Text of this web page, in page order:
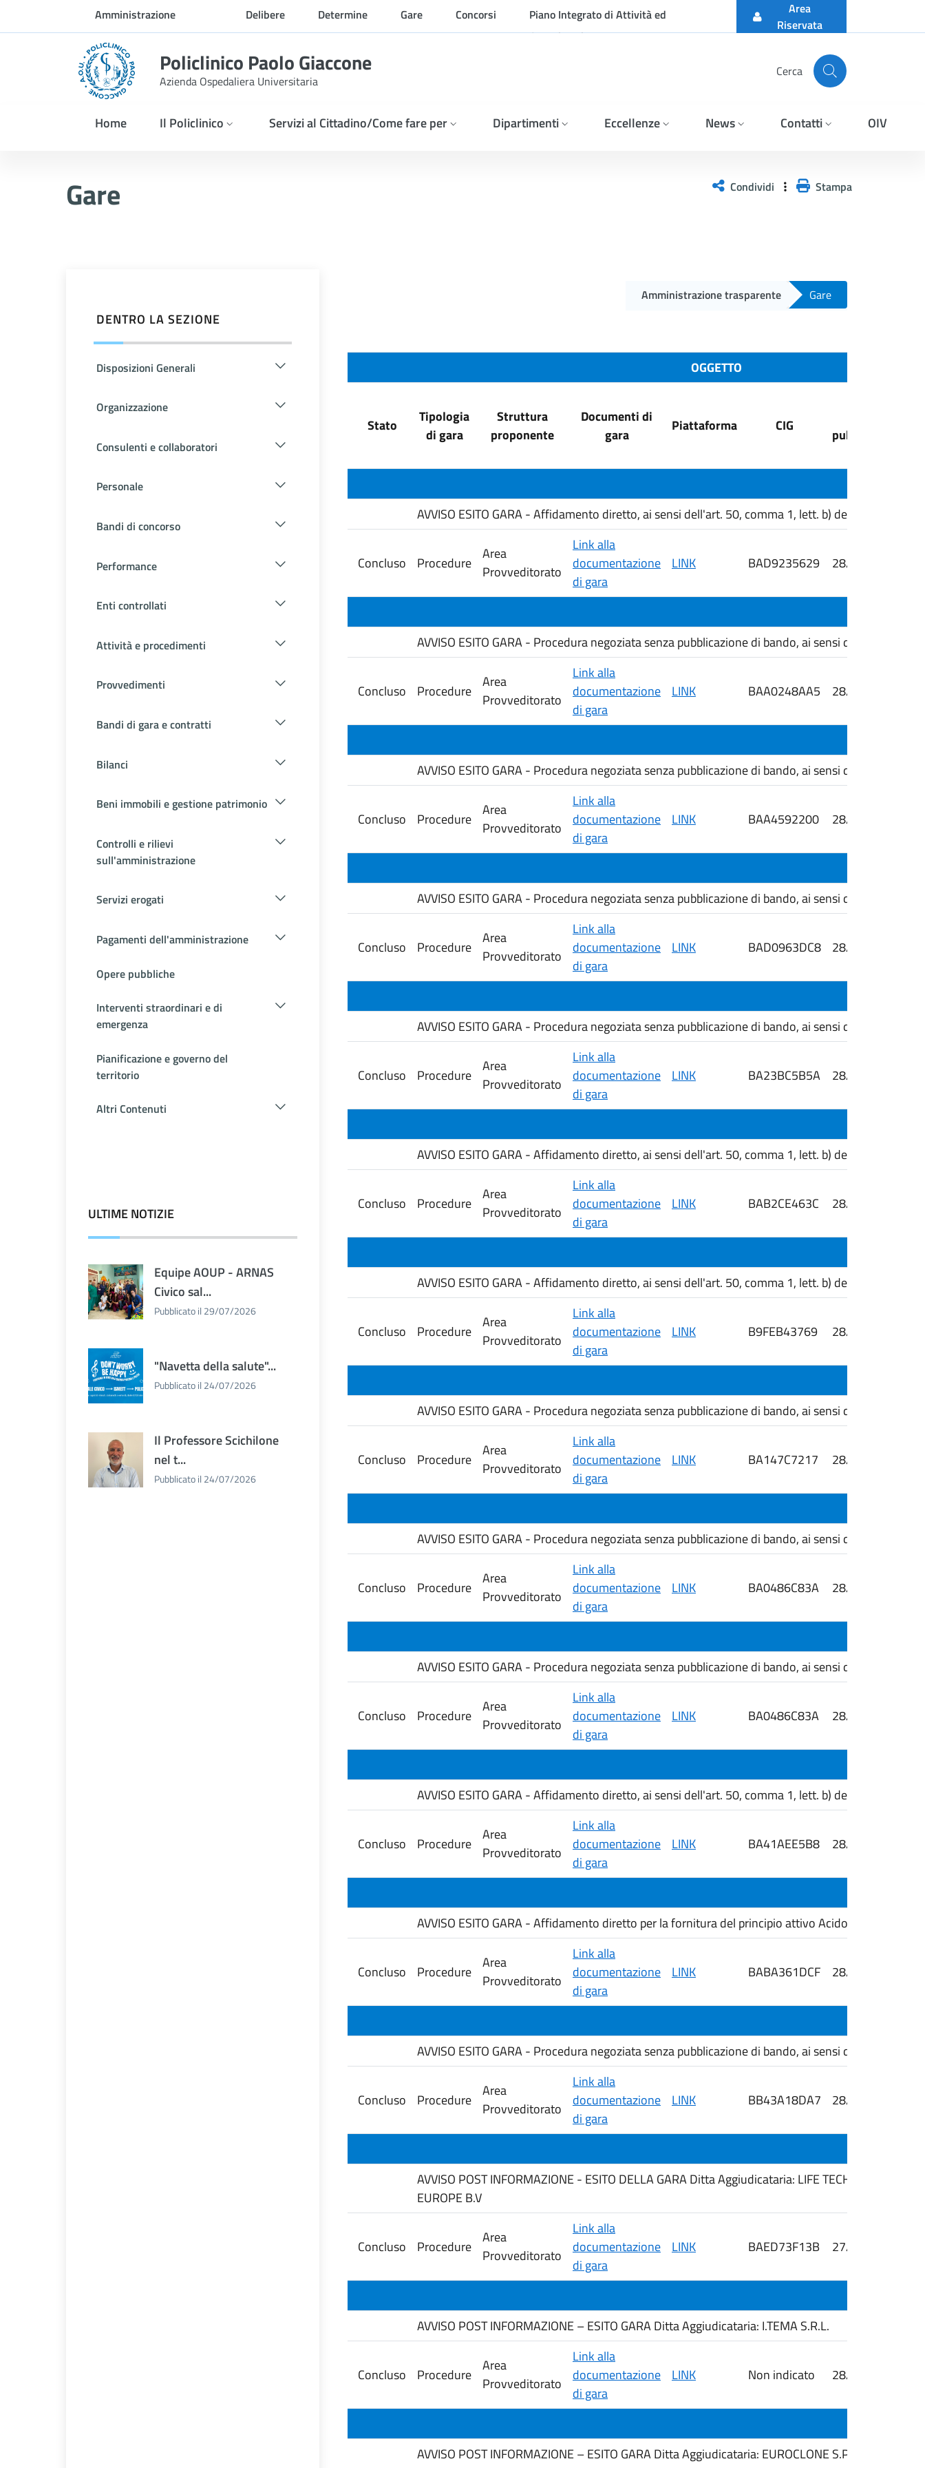
Skip to Main ContentAmministrazione
trasparente
Delibere Determine Gare Concorsi
Piano Integrato di Attività ed
Organizzazione
Area
Riservata
Policlinico Paolo Giaccone
Azienda Ospedaliera Universitaria
Cerca
Home Il Policlinico Servizi al Cittadino/Come fare per Dipartimenti Eccellenze News Contatti OIV
Gare Condividi Stampa
DENTRO LA SEZIONE
Disposizioni Generali
Organizzazione
Consulenti e collaboratori
Personale
Bandi di concorso
Performance
Enti controllati
Attività e procedimenti
Provvedimenti
Bandi di gara e contratti
Bilanci
Beni immobili e gestione patrimonio
Controlli e rilievi
sull'amministrazione
Servizi erogati
Pagamenti dell'amministrazione
Opere pubbliche
Interventi straordinari e di
emergenza
Pianificazione e governo del
territorio
Altri Contenuti
ULTIME NOTIZIE
Equipe AOUP - ARNAS
Civico sal...
Pubblicato il 29/07/2026
"Navetta della salute"...
Pubblicato il 24/07/2026
Il Professore Scichilone
nel t...
Pubblicato il 24/07/2026
Amministrazione trasparente Gare
OGGETTO
Stato
Tipologia
di gara
Struttura
proponente
Documenti di
gara
Piattaforma CIG
pubblicazione
AVVISO ESITO GARA - Affidamento diretto, ai sensi dell'art. 50, comma 1, lett. b) del D. Lgs. 36/
Concluso Procedure
Area
Provveditorato
Link alla
documentazione
di gara
LINK BAD9235629 28/05/2026
AVVISO ESITO GARA - Procedura negoziata senza pubblicazione di bando, ai sensi dell'art. 76,
Concluso Procedure
Area
Provveditorato
Link alla
documentazione
di gara
LINK BAA0248AA5 28/05/2026
AVVISO ESITO GARA - Procedura negoziata senza pubblicazione di bando, ai sensi dell'art. 76,
Concluso Procedure
Area
Provveditorato
Link alla
documentazione
di gara
LINK BAA4592200 28/05/2026
AVVISO ESITO GARA - Procedura negoziata senza pubblicazione di bando, ai sensi dell'art. 76,
Concluso Procedure
Area
Provveditorato
Link alla
documentazione
di gara
LINK BAD0963DC8 28/05/2026
AVVISO ESITO GARA - Procedura negoziata senza pubblicazione di bando, ai sensi dell'art. 76,
Concluso Procedure
Area
Provveditorato
Link alla
documentazione
di gara
LINK BA23BC5B5A 28/05/2026
AVVISO ESITO GARA - Affidamento diretto, ai sensi dell'art. 50, comma 1, lett. b) del D. Lgs. 36/
Concluso Procedure
Area
Provveditorato
Link alla
documentazione
di gara
LINK BAB2CE463C 28/05/2026
AVVISO ESITO GARA - Affidamento diretto, ai sensi dell'art. 50, comma 1, lett. b) del D. Lgs. 36/
Concluso Procedure
Area
Provveditorato
Link alla
documentazione
di gara
LINK B9FEB43769 28/05/2026
AVVISO ESITO GARA - Procedura negoziata senza pubblicazione di bando, ai sensi dell'art. 50,
Concluso Procedure
Area
Provveditorato
Link alla
documentazione
di gara
LINK BA147C7217 28/05/2026
AVVISO ESITO GARA - Procedura negoziata senza pubblicazione di bando, ai sensi dell'art. 76,
Concluso Procedure
Area
Provveditorato
Link alla
documentazione
di gara
LINK BA0486C83A 28/05/2026
AVVISO ESITO GARA - Procedura negoziata senza pubblicazione di bando, ai sensi dell'art. 76,
Concluso Procedure
Area
Provveditorato
Link alla
documentazione
di gara
LINK BA0486C83A 28/05/2026
AVVISO ESITO GARA - Affidamento diretto, ai sensi dell'art. 50, comma 1, lett. b) del D. Lgs. 36/
Concluso Procedure
Area
Provveditorato
Link alla
documentazione
di gara
LINK BA41AEE5B8 28/05/2026
AVVISO ESITO GARA - Affidamento diretto per la fornitura del principio attivo Acido Gadoterico ai
Concluso Procedure
Area
Provveditorato
Link alla
documentazione
di gara
LINK BABA361DCF 28/05/2026
AVVISO ESITO GARA - Procedura negoziata senza pubblicazione di bando, ai sensi dell'art. 50,
Concluso Procedure
Area
Provveditorato
Link alla
documentazione
di gara
LINK BB43A18DA7 28/05/2026
AVVISO POST INFORMAZIONE - ESITO DELLA GARA Ditta Aggiudicataria: LIFE TECHNOLOGIES
EUROPE B.V
Concluso Procedure
Area
Provveditorato
Link alla
documentazione
di gara
LINK BAED73F13B 27/05/2026
AVVISO POST INFORMAZIONE – ESITO GARA Ditta Aggiudicataria: I.TEMA S.R.L.
Concluso Procedure
Area
Provveditorato
Link alla
documentazione
di gara
LINK Non indicato 28/05/2026
AVVISO POST INFORMAZIONE – ESITO GARA Ditta Aggiudicataria: EUROCLONE S.P.A.